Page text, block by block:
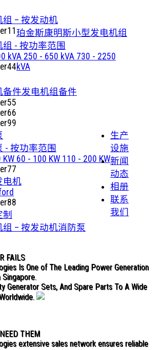
组 – 按发动机
珀金斯康明斯小型发电机组
组 - 按功率范围
kVA 250 - 650 kVA 730 - 2250
kVA
备件发电机组备件
- 按功率范围
KW 60 - 100 KW 110 - 200 KW
电机
组 – 按发动机消防泵
生产
设施
新闻
动态
相册
联系
我们
FAILS
Is One of The Leading Power Generation
Generator Sets, And Spare Parts To A Wide
THEM
extensive sales network ensures reliable